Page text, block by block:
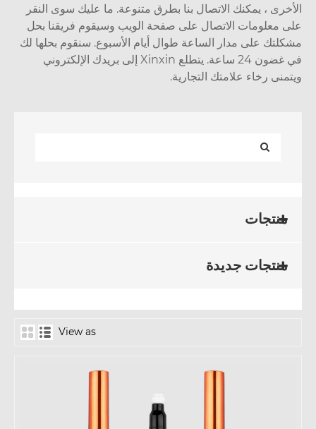
، يمكنك الاتصال بنا بطرق متنوعة. ما عليك سوى النقر
معلومات الاتصال على صفحة الويب وسيقوم فريقنا بحل
على مدار الساعة طوال أيام الأسبوع. سنقوم بحلها لك
في غضون 24 ساعة. يتطلع Xinxin إلى بريدك الإلكتروني
رخاء علامتك التجارية.
منتجات
منتجات جديدة
View as